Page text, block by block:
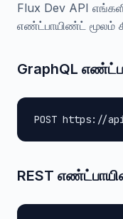
Flux Dev API
எண்ட்பாயிண்ட் மூலம்
GraphQL
POST https://
REST